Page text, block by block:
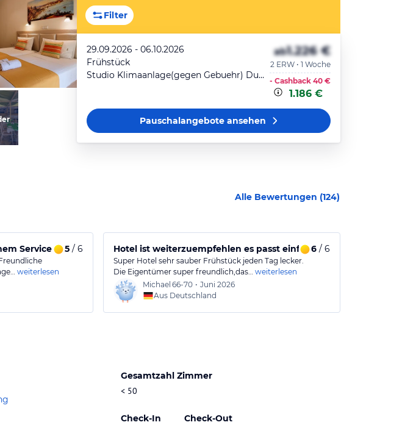
Filter
29.09.2026 - 06.10.2026
Frühstück
Studio Klimaanlage(gegen Gebuehr) Dusche Balkon o. Terrasse
ab1.226 €
2 ERW • 1 Woche
- Cashback 40 €
1.186 €
Pauschalangeboteansehen
Alle Bewertungen (124)
Service und akzeptablem Frühstück.
5/ 6
weiterlesen
Hotel ist weiterzuempfehlen es passt einfach alles
6/ 6
Super Hotel sehr sauber Frühstück jeden Tag lecker.
Die Eigentümer super freundlich,das… weiterlesen
Michael 66-70 • Juni 2026
Aus Deutschland
Gesamtzahl Zimmer
< 50
Check-In
Check-Out